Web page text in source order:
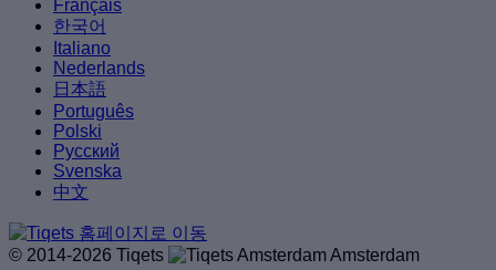
Français
한국어
Italiano
Nederlands
日本語
Português
Polski
Русский
Svenska
中文
© 2014-2026 Tiqets
Amsterdam